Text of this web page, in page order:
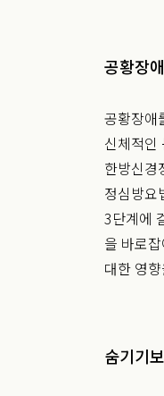
공황장
공황장애
신체적인
한방신경
정심방요
3단계에
을 바로
대한 영
숨기기